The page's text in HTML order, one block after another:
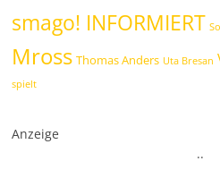
smago! INFORMIERT
Mross Thomas Anders Uta Bresan
spielt
Anzeige
..